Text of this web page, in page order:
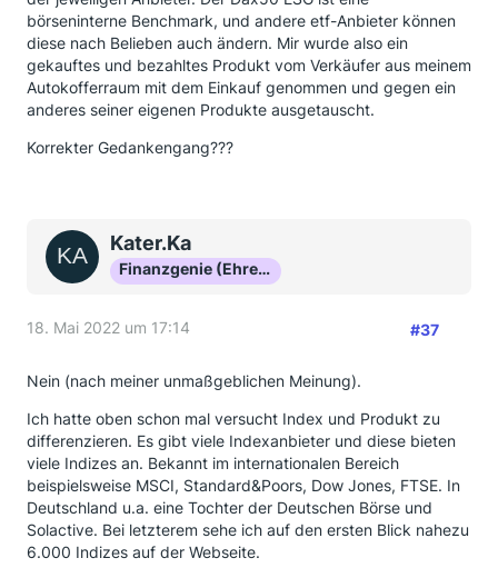
börseninterne Benchmark, und andere etf-Anbieter können
diese nach Belieben auch ändern. Mir wurde also ein
gekauftes und bezahltes Produkt vom Verkäufer aus meinem
Autokofferraum mit dem Einkauf genommen und gegen ein
anderes seiner eigenen Produkte ausgetauscht.
Korrekter Gedankengang???
Kater.Ka
Finanzgenie (Ehrenmitglied)
18. Mai 2022 um 17:14 #37
Nein (nach meiner unmaßgeblichen Meinung).
Ich hatte oben schon mal versucht Index und Produkt zu
differenzieren. Es gibt viele Indexanbieter und diese bieten
viele Indizes an. Bekannt im internationalen Bereich
beispielsweise MSCI, Standard&Poors, Dow Jones, FTSE. In
Deutschland u.a. eine Tochter der Deutschen Börse und
Solactive. Bei letzterem sehe ich auf den ersten Blick nahezu
6.000 Indizes auf der Webseite.